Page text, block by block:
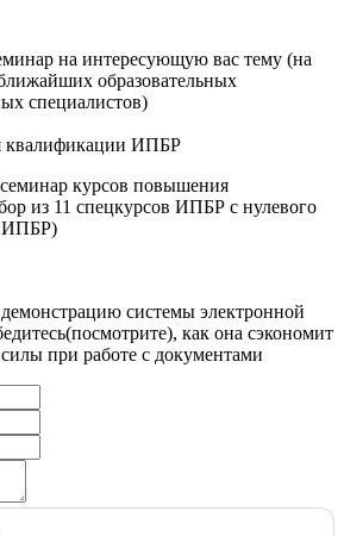
на интересующую вас тему (на
образовательных
специалистов)
квалификации ИПБР
курсов повышения
из 11 спецкурсов ИПБР с нулевого
ИПБР)
системы электронной
как она сэкономит
при работе с документами